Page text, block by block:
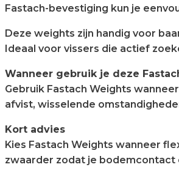
Fastach-bevestiging kun je
Deze weights zijn handig voor
Ideaal voor vissers die actief
Wanneer gebruik je deze
Gebruik Fastach Weights
afvist, wisselende
Kort advies
Kies Fastach Weights wanneer
zwaarder zodat je bodemcontact